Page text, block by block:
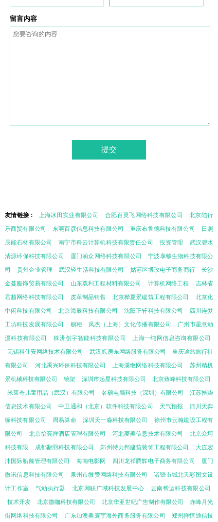
留言内容
友情链接： 上海冰田实业有限公司 合肥百灵飞网络科技有限公司
北京陆行
乐商贸有限公司
东莞百彦信息科技有限公司 重庆布鲁德科技有限公司
日照
辰能石材有限公司
南宁市科云计算机科技有限责任公司 投资管理
武汉碧水
清源环保科技有限公司
厦门萌众网络科技有限公司
宁波享够生物科技有限公
司
贵州企业管理 武汉轻生活科技有限公司 姑苏区博玫电子商务商行
长沙
金蔓服饰贸易有限公司
山东双利工程材料有限公司 计算机网络工程
吉林省
君越网络科技有限公司
皮革制品销售 北京桦夏景建筑工程有限公司
北京化
中闲科技有限公司
北京海辰科技有限公司 沈阳正轩科技有限公司
四川连梦
工坊科技发展有限公司
橱柜 凤杰（上海）文化传播有限公司
广州市星意动
漫科技有限公司
株洲创宇智能科技有限公司
上海一纯网信息咨询有限公司
无锡科仕安网络技术有限公司
武汉贰房东网络服务有限公司
重庆途旅旅行社
有限公司
河北禹兴环保科技有限公司 上海溪继网络科技有限公司
苏州精机
景机械科技有限公司
镜架 深圳市起星科技有限公司
北京致峰科技有限公司
米莱奇儿童用品（武汉）有限公司
名硕电脑科技（深圳）有限公司
江苏拾柒
信息技术有限公司
中卫通和（北京）软件科技有限公司 天气预报
四川天弈
缘科技有限公司
周易算命 深圳天一淼科技有限公司
徐州市云瀚建设工程有
限公司
北京怡亮祥酒店管理有限公司 河北菱美信息技术有限公司
北京众坷
科技有限
成都翻羽科技有限公司 郑州特力邦建筑装饰工程有限公司
大连宏
沣国际船舶管理有限公司
海南电影网 四川龙祥腾辉电子商务有限公司
厦门
微讯信息科技有限公司
泉州市微赞网络科技有限公司
诸暨市城北天彩图文设
计工作室
气动执行器 北京网联广域科技发展中心
云南帮运科技有限公司
技术开发
北京微咖科技有限公司 北京华亚世纪广告制作有限公司
赤峰月光
街网络科技有限公司
广东加澳美寰宇海外商务服务有限公司 郑州祥恒通信技